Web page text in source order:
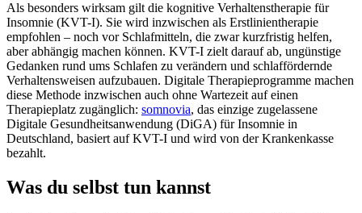
Als besonders wirksam gilt die kognitive Verhaltenstherapie für
Insomnie (KVT-I). Sie wird inzwischen als Erstlinientherapie
empfohlen – noch vor Schlafmitteln, die zwar kurzfristig helfen,
aber abhängig machen können. KVT-I zielt darauf ab, ungünstige
Gedanken rund ums Schlafen zu verändern und schlaffördernde
Verhaltensweisen aufzubauen. Digitale Therapieprogramme machen
diese Methode inzwischen auch ohne Wartezeit auf einen
Therapieplatz zugänglich: somnovia, das einzige zugelassene
Digitale Gesundheitsanwendung (DiGA) für Insomnie in
Deutschland, basiert auf KVT-I und wird von der Krankenkasse
bezahlt.
Was du selbst tun kannst